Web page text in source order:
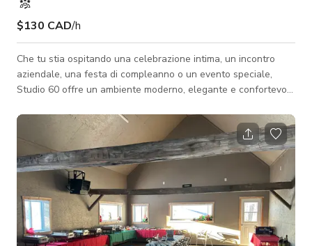
$130 CAD/h
Che tu stia ospitando una celebrazione intima, un incontro
aziendale, una festa di compleanno o un evento speciale,
Studio 60 offre un ambiente moderno, elegante e confortevole
prim'ordine e un'esperienza vibrante indoor-outdoor, Studio 60
trasforma ogni evento in un'occasione memorabile.
Caratteristiche di Studio 60: • Posti a sedere per fino a 60
ospiti con disposizioni flessibili • Spazio interno
completamente climatizzato